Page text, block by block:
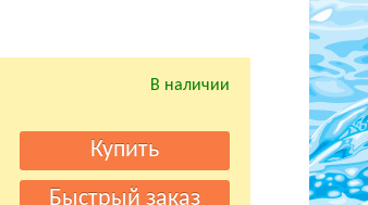
В наличии